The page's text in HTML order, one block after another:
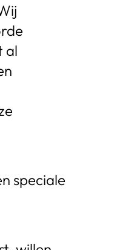
al
speciale